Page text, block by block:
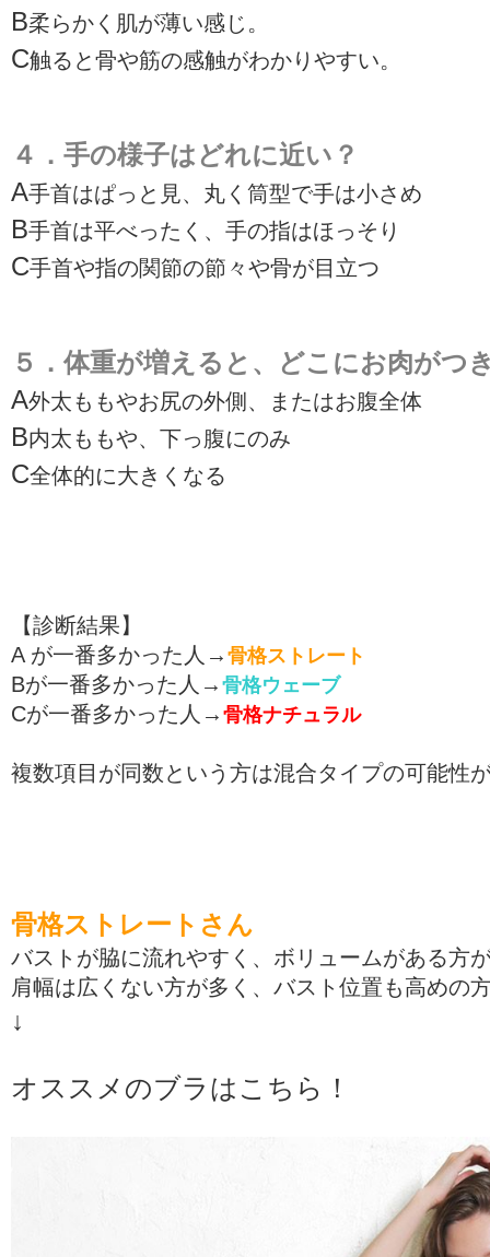
B柔らかく肌が薄い感じ。
C触ると骨や筋の感触がわかりやすい。
４．手の様子はどれに近い？
A手首はぱっと見、丸く筒型で手は小さめ
B手首は平べったく、手の指はほっそり
C手首や指の関節の節々や骨が目立つ
５．体重が増えると、どこにお肉がつ
A外太ももやお尻の外側、またはお腹全体
B内太ももや、下っ腹にのみ
C全体的に大きくなる
【診断結果】
A が一番多かった人→ 骨格ストレート
Bが一番多かった人→ 骨格ウェーブ
Cが一番多かった人→ 骨格ナチュラル
複数項目が同数という方は混合タイプの可能性
骨格ストレートさん
バストが脇に流れやすく、ボリュームがある方
肩幅は広くない方が多く、バスト位置も高めの
↓
オススメのブラはこちら！